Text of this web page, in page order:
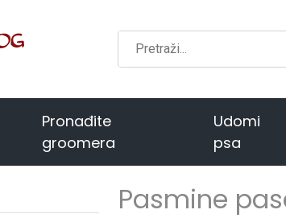
Pronađite
groomera
Udomi
psa
Pasmine